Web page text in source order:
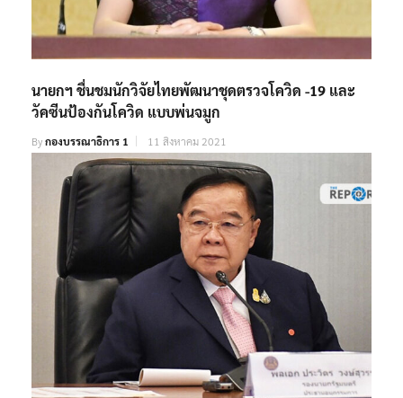
นายกฯ ชื่นชมนักวิจัยไทยพัฒนาชุดตรวจโควิด -19 และ
วัคซีนป้องกันโควิด แบบพ่นจมูก
Byกองบรรณาธิการ 1 11 สิงหาคม 2021